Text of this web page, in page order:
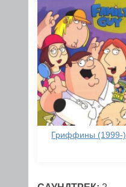
Гриффины (1999-)